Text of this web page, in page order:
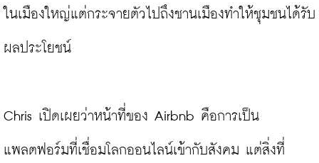
ในเมืองใหญ่แต่กระจายตัวไปถึงชานเมืองทำให้ชุมชนได้รับ
ผลประโยชน์
Chris เปิดเผยว่าหน้าที่ของ Airbnb คือการเป็น
แพลตฟอร์มที่เชื่อมโลกออนไลน์เข้ากับสังคม แต่สิ่งที่